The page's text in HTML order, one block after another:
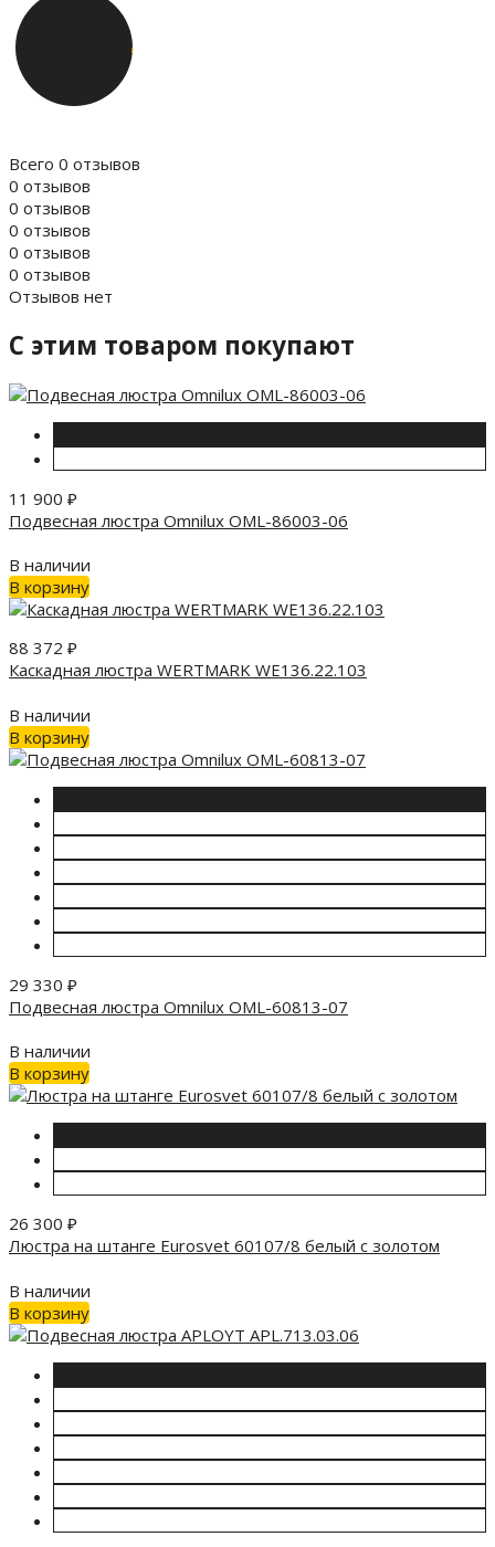
Всего 0 отзывов
0 отзывов
0 отзывов
0 отзывов
0 отзывов
0 отзывов
Отзывов нет
C этим товаром покупают
11 900 ₽
Подвесная люстра Omnilux OML-86003-06
В наличии
В корзину
88 372 ₽
Каскадная люстра WERTMARK WE136.22.103
В наличии
В корзину
29 330 ₽
Подвесная люстра Omnilux OML-60813-07
В наличии
В корзину
26 300 ₽
Люстра на штанге Eurosvet 60107/8 белый с золотом
В наличии
В корзину